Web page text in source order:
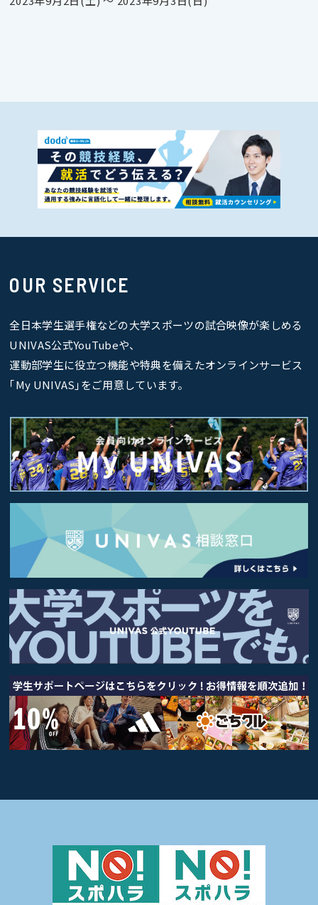
OUR SERVICE
全日本学生選手権などの大学スポーツの試合映像が楽しめる
UNIVAS公式YouTubeや、
運動部学生に役立つ機能や特典を備えたオンラインサービス
｢My UNIVAS｣をご用意しています。